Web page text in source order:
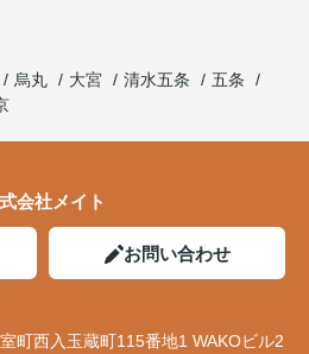
烏丸 大宮 清水五条
五条
会社メイト
お問い合わせ
町西入玉蔵町115番地1 WAKOビル2